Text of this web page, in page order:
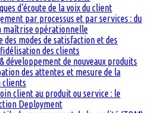
d’écoute de la voix du client
par processus et par services : du
maîtrise opérationnelle
des modes de satisfaction et des
des clients
développement de nouveaux produits
des attentes et mesure de la
clients
client au produit ou service : le
Deployment